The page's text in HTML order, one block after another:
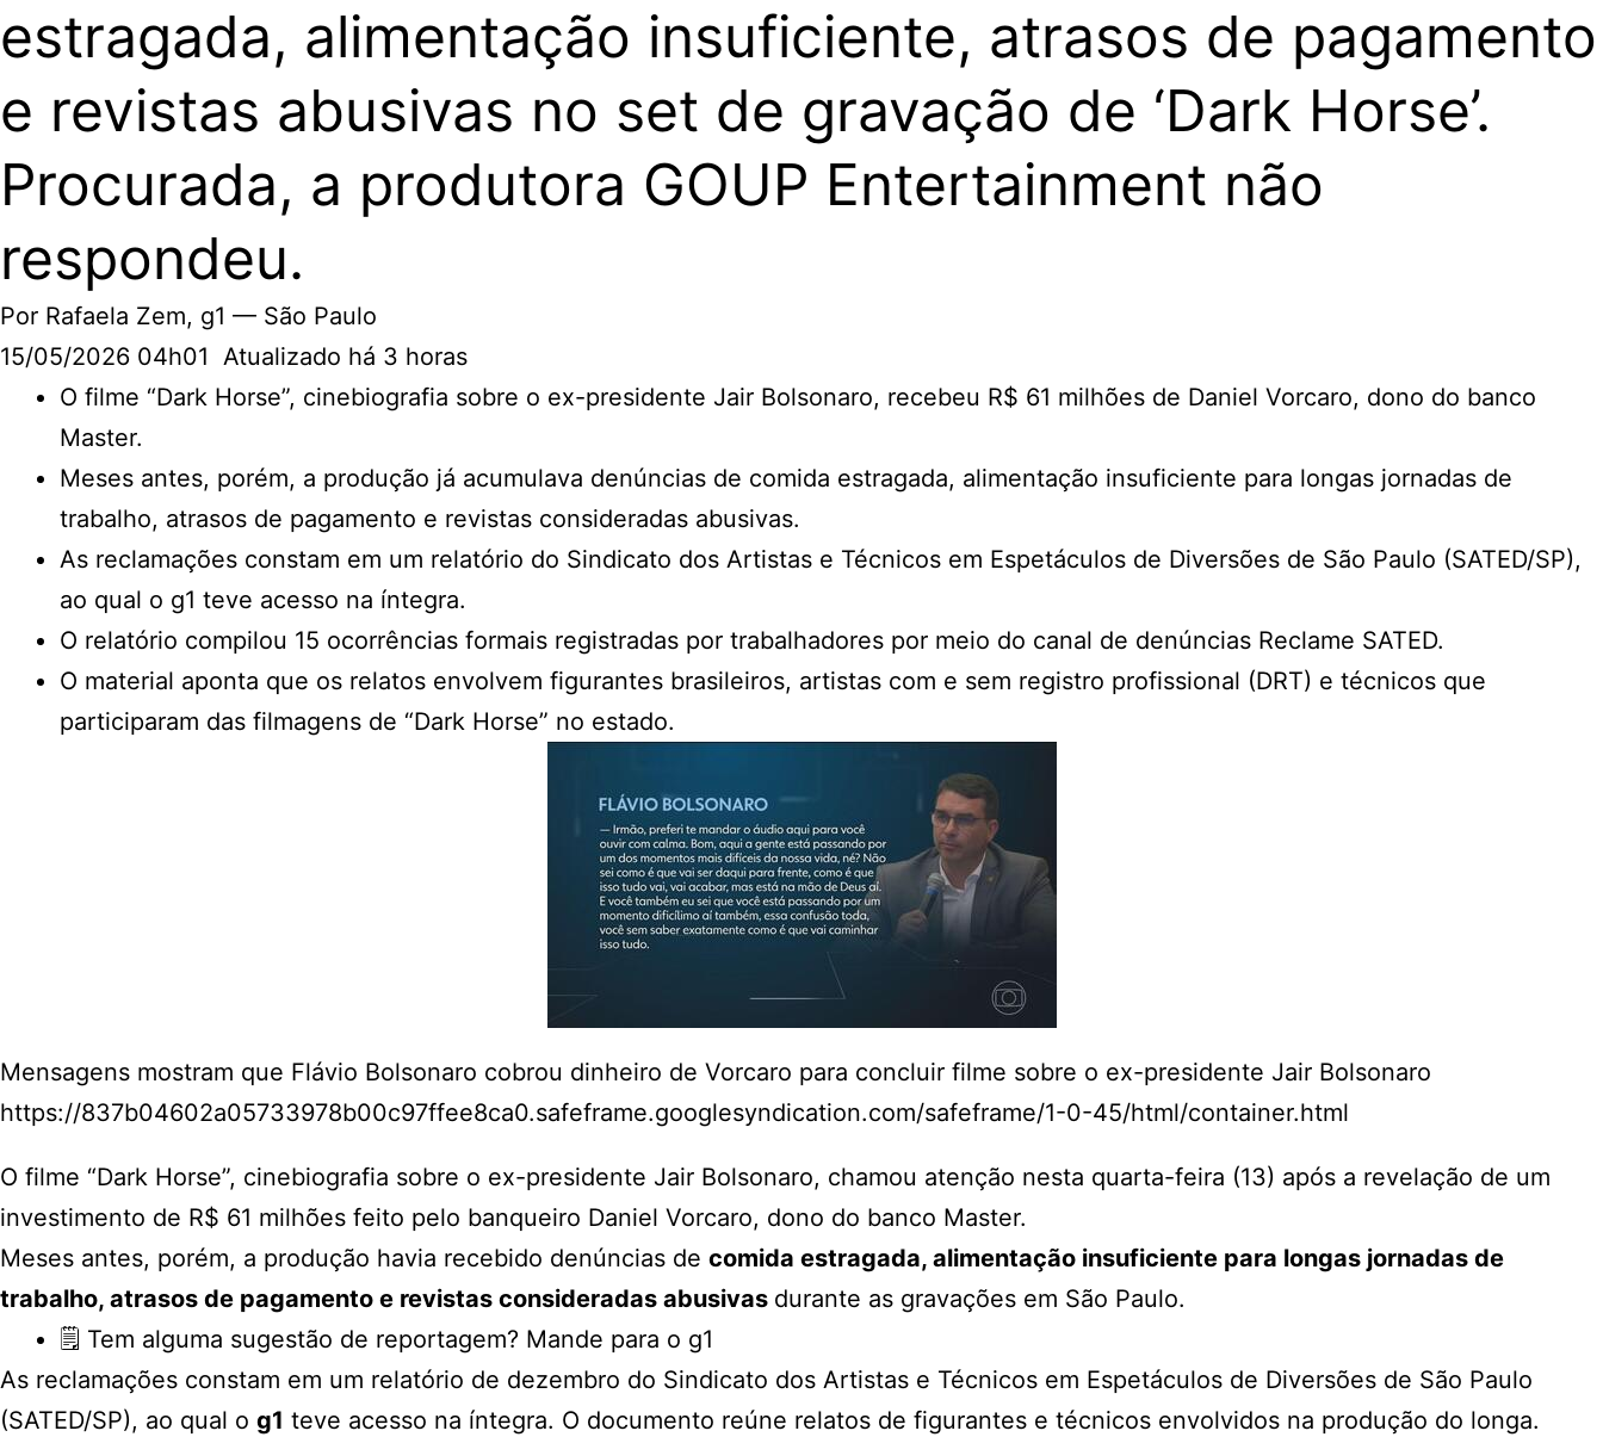
estragada, alimentação insuficiente, atrasos de pagamento
e revistas abusivas no set de gravação de ‘Dark Horse’.
Procurada, a produtora GOUP Entertainment não
respondeu.
Por Rafaela Zem, g1 — São Paulo
15/05/2026 04h01 Atualizado há 3 horas
O filme “Dark Horse”, cinebiografia sobre o ex-presidente Jair Bolsonaro, recebeu R$ 61 milhões de Daniel Vorcaro, dono do banco
Master.
Meses antes, porém, a produção já acumulava denúncias de comida estragada, alimentação insuficiente para longas jornadas de
trabalho, atrasos de pagamento e revistas consideradas abusivas.
As reclamações constam em um relatório do Sindicato dos Artistas e Técnicos em Espetáculos de Diversões de São Paulo (SATED/SP),
ao qual o g1 teve acesso na íntegra.
O relatório compilou 15 ocorrências formais registradas por trabalhadores por meio do canal de denúncias Reclame SATED.
O material aponta que os relatos envolvem figurantes brasileiros, artistas com e sem registro profissional (DRT) e técnicos que
participaram das filmagens de “Dark Horse” no estado.
Mensagens mostram que Flávio Bolsonaro cobrou dinheiro de Vorcaro para concluir filme sobre o ex-presidente Jair Bolsonaro
https://837b04602a05733978b00c97ffee8ca0.safeframe.googlesyndication.com/safeframe/1-0-45/html/container.html
O filme “Dark Horse”, cinebiografia sobre o ex-presidente Jair Bolsonaro, chamou atenção nesta quarta-feira (13) após a revelação de um
investimento de R$ 61 milhões feito pelo banqueiro Daniel Vorcaro, dono do banco Master.
Meses antes, porém, a produção havia recebido denúncias de comida estragada, alimentação insuficiente para longas jornadas de
trabalho, atrasos de pagamento e revistas consideradas abusivas durante as gravações em São Paulo.
🗒️ Tem alguma sugestão de reportagem? Mande para o g1
As reclamações constam em um relatório de dezembro do Sindicato dos Artistas e Técnicos em Espetáculos de Diversões de São Paulo
(SATED/SP), ao qual o g1 teve acesso na íntegra. O documento reúne relatos de figurantes e técnicos envolvidos na produção do longa.